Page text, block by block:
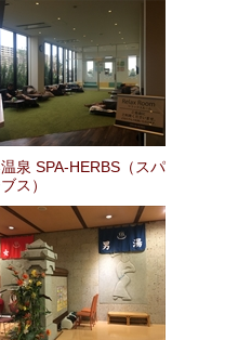
泉 SPA-HERBS（スパ
ス）